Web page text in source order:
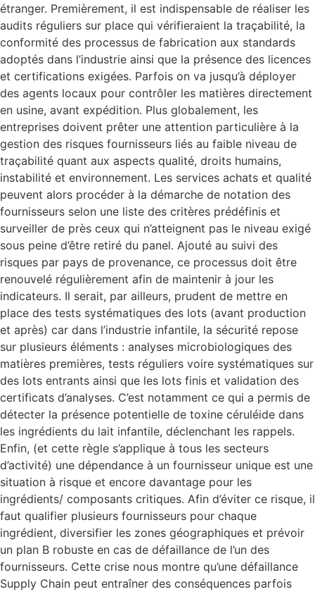
étranger. Premièrement, il est indispensable de réaliser les
audits réguliers sur place qui vérifieraient la traçabilité, la
conformité des processus de fabrication aux standards
adoptés dans l’industrie ainsi que la présence des licences
et certifications exigées. Parfois on va jusqu’à déployer
des agents locaux pour contrôler les matières directement
en usine, avant expédition. Plus globalement, les
entreprises doivent prêter une attention particulière à la
gestion des risques fournisseurs liés au faible niveau de
traçabilité quant aux aspects qualité, droits humains,
instabilité et environnement. Les services achats et qualité
peuvent alors procéder à la démarche de notation des
fournisseurs selon une liste des critères prédéfinis et
surveiller de près ceux qui n’atteignent pas le niveau exigé
sous peine d’être retiré du panel. Ajouté au suivi des
risques par pays de provenance, ce processus doit être
renouvelé régulièrement afin de maintenir à jour les
indicateurs. Il serait, par ailleurs, prudent de mettre en
place des tests systématiques des lots (avant production
et après) car dans l’industrie infantile, la sécurité repose
sur plusieurs éléments : analyses microbiologiques des
matières premières, tests réguliers voire systématiques sur
des lots entrants ainsi que les lots finis et validation des
certificats d’analyses. C’est notamment ce qui a permis de
détecter la présence potentielle de toxine céruléide dans
les ingrédients du lait infantile, déclenchant les rappels.
Enfin, (et cette règle s’applique à tous les secteurs
d’activité) une dépendance à un fournisseur unique est une
situation à risque et encore davantage pour les
ingrédients/ composants critiques. Afin d’éviter ce risque, il
faut qualifier plusieurs fournisseurs pour chaque
ingrédient, diversifier les zones géographiques et prévoir
un plan B robuste en cas de défaillance de l’un des
fournisseurs. Cette crise nous montre qu’une défaillance
Supply Chain peut entraîner des conséquences parfois